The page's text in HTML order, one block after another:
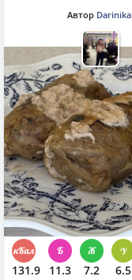
Автор Darinika
131.9 11.3 7.2 6.5